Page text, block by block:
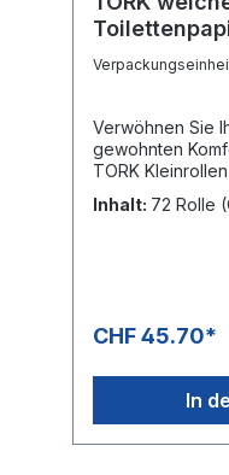
lagig 110316
Verwöhnen Sie
gewohnten
TORK Kleinrollen Toilettenpapier. Dieses
extra weiche
sein
langanhaltenden Eindruck
Artikelnummer
Inhalt: 72 Rolle
CHF 45.70*
In